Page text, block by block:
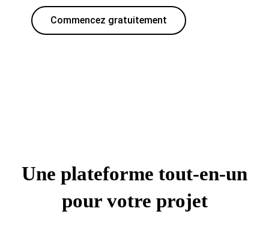
Commencez gratuitement
Une plateforme tout-en-un
pour votre projet